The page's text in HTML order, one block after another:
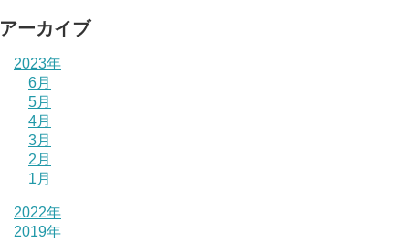
アーカイブ
2023年
6月
5月
4月
3月
2月
1月
2022年
2019年